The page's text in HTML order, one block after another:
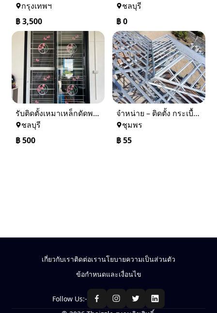
กรุงเทพฯ
฿3,500
ชลบุรี
฿0
รับติดตั้งเหมาเหล็กดัดพร้อมมุ้งลวด
ชลบุรี
฿500
จำหน่าย – ติดตั้ง กระเบื้อง โครงหลังคา ถอดแบบแจ้งราคาฟรี
ชุมพร
฿55
เกี่ยวกับเราติดต่อเรานโยบายความเป็นส่วนตัว
ข้อกำหนดและเงื่อนไข
Follow Us:-